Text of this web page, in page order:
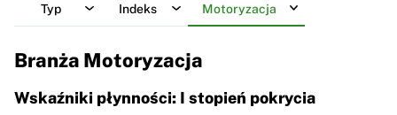
Typ Indeks Motoryzacja
Branża Motoryzacja
Wskaźniki płynności: I stopień pokrycia